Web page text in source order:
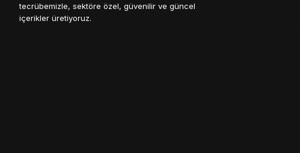
tecrübemizle, sektöre özel, güvenilir ve güncel
içerikler üretiyoruz.